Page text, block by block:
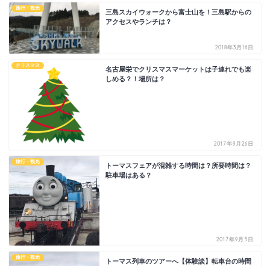
旅行・観光
三島スカイウォークから富士山を！三島駅からの
アクセスやランチは？
2018年3月16日
クリスマス
名古屋栄でクリスマスマーケットは子連れでも楽
しめる？！場所は？
2017年9月26日
旅行・観光
トーマスフェアが混雑する時間は？所要時間は？
駐車場はある？
2017年9月5日
旅行・観光
トーマス列車のツアーへ【体験談】転車台の時間